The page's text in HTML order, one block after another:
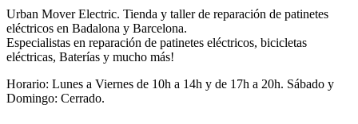
Urban Mover Electric. Tienda y taller de reparación de patinetes
eléctricos en Badalona y Barcelona.
Especialistas en reparación de patinetes eléctricos, bicicletas
eléctricas, Baterías y mucho más!
Horario: Lunes a Viernes de 10h a 14h y de 17h a 20h. Sábado y
Domingo: Cerrado.